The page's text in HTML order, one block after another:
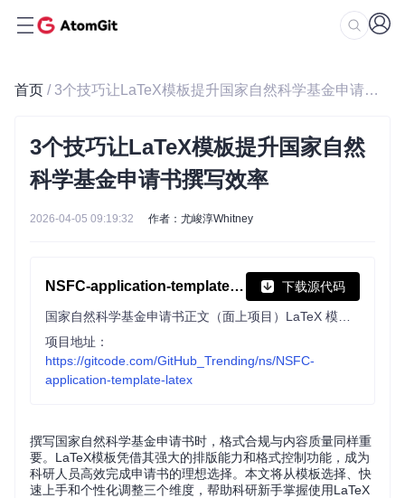
首页 / 3个技巧让LaTeX模板提升国家自然科学基金申请书撰写效率
3个技巧让LaTeX模板提升国家自然
科学基金申请书撰写效率
2026-04-05 09:19:32 作者：尤峻淳Whitney
NSFC-application-template-latex 下载源代码
项目地址：
https://gitcode.com/GitHub_Trending/ns/NSFC-
application-template-latex
撰写国家自然科学基金申请书时，格式合规与内容质量同样重
要。LaTeX模板凭借其强大的排版能力和格式控制功能，成为
科研人员高效完成申请书的理想选择。本文将从模板选择、快
速上手和个性化调整三个维度，帮助科研新手掌握使用LaTeX